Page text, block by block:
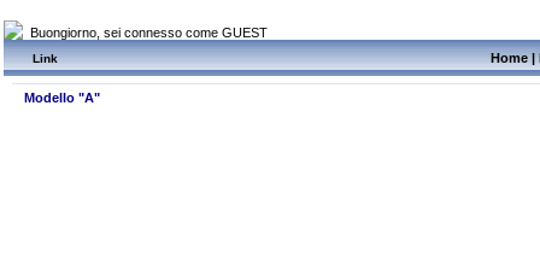
Buongiorno, sei connesso come GUEST
Link Home|
Modello "A"